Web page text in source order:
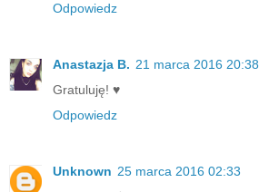
Odpowiedz
Anastazja B. 21 marca 2016 20:38
Gratuluję! ♥
Odpowiedz
Unknown 25 marca 2016 02:33